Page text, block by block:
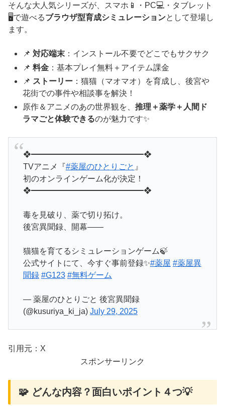
そんな大人気シリーズが、スマホ📱・PC💻・タブレット
🖥️で遊べるブラウザ型育成シミュレーションとして登場し
ます。
📌対応端末 ：インストール不要でどこでもサクサク
📌料金 ：基本プレイ無料＋アイテム課金
📌 ストーリー ：猫猫（マオマオ）を育成し、後宮や
花街での事件や相談事を解決！
原作＆アニメのあの世界観を、推理＋薬学＋人間ド
ラマごと体験できるのが魅力です✨
❖━━━━━━━━━━━━━━❖
TVアニメ『#薬屋のひとりごと 』
初のオンラインゲーム化が決定！
❖━━━━━━━━━━━━━━❖
毒を見破り、薬で切り拓け。
後宮異聞録、開幕――
猫猫を育てるシミュレーションゲーム🍃
公式サイトにて、今すぐ事前登録✨#薬屋 #薬屋異
聞録 #G123 #無料ゲーム
— 薬屋のひとりごと 後宮異聞録
(@kusuriya_ki_ja) July 29, 2025
引用元：X
スポンサーリンク
🧩 どんな内容？面白いポイント４つ💡